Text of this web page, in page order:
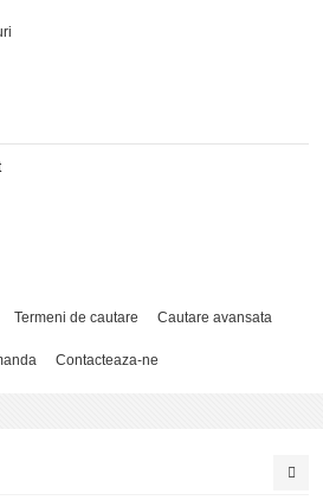
Termeni de cautare Cautare avansata
Contacteaza-ne